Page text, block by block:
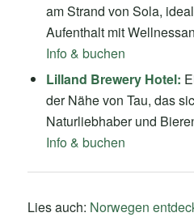
am Strand von Sola,
Aufenthalt mit
Info & buchen
Lilland Brewery Hotel:
der Nähe von Tau, das
Naturliebhaber und
Info & buchen
Lies auch: Norwegen